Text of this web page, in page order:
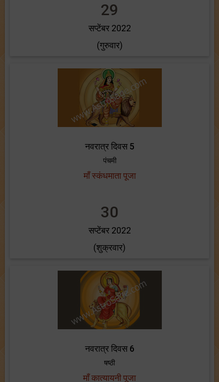
29
सप्टेंबर 2022
(गुरुवार)
नवरात्र दिवस 5
पंचमी
माँ स्कंधमाता पूजा
30
सप्टेंबर 2022
(शुक्रवार)
नवरात्र दिवस 6
षष्ठी
माँ कात्यायनी पूजा